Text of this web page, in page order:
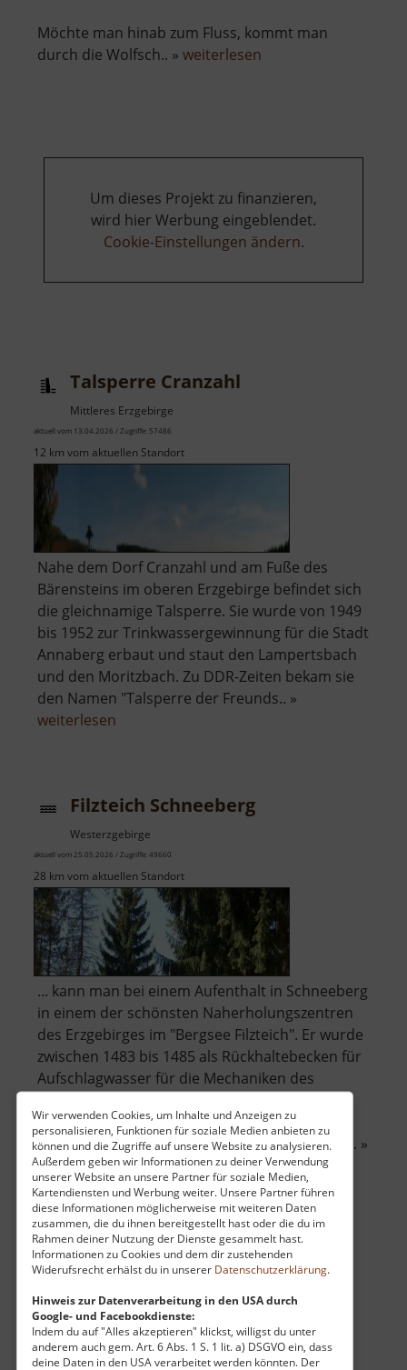
Wir verwenden Cookies, um Inhalte und Anzeigen zu
personalisieren, Funktionen für soziale Medien anbieten zu
können und die Zugriffe auf unsere Website zu analysieren.
Außerdem geben wir Informationen zu deiner Verwendung
unserer Website an unsere Partner für soziale Medien,
Kartendiensten und Werbung weiter. Unsere Partner führen
diese Informationen möglicherweise mit weiteren Daten
zusammen, die du ihnen bereitgestellt hast oder die du im
Rahmen deiner Nutzung der Dienste gesammelt hast.
Informationen zu Cookies und dem dir zustehenden
Widerufsrecht erhälst du in unserer Datenschutzerklärung.
Hinweis zur Datenverarbeitung in den USA durch
Google- und Facebookdienste:
Indem du auf "Alles akzeptieren" klickst, willigst du unter
anderem auch gem. Art. 6 Abs. 1 S. 1 lit. a) DSGVO ein, dass
deine Daten in den USA verarbeitet werden könnten. Der
Möchte man hinab zum Fluss, kommt man
durch die Wolfsch.. » weiterlesen
Um dieses Projekt zu finanzieren,
wird hier Werbung eingeblendet.
Cookie-Einstellungen ändern.
Talsperre Cranzahl
Mittleres Erzgebirge
aktuell vom 13.04.2026 / Zugriffe: 57486
12 km vom aktuellen Standort
Nahe dem Dorf Cranzahl und am Fuße des
Bärensteins im oberen Erzgebirge befindet sich
die gleichnamige Talsperre. Sie wurde von 1949
bis 1952 zur Trinkwassergewinnung für die Stadt
Annaberg erbaut und staut den Lampertsbach
und den Moritzbach. Zu DDR-Zeiten bekam sie
den Namen "Talsperre der Freunds.. »
weiterlesen
Filzteich Schneeberg
Westerzgebirge
aktuell vom 25.05.2026 / Zugriffe: 49660
28 km vom aktuellen Standort
... kann man bei einem Aufenthalt in Schneeberg
in einem der schönsten Naherholungszentren
des Erzgebirges im "Bergsee Filzteich". Er wurde
zwischen 1483 bis 1485 als Rückhaltebecken für
Aufschlagwasser für die Mechaniken des
Bergbaus angelegt.
Ein umfangreiches Verteilersystem sorgte daf.. »
weiterlesenüber
Filzteich
Schneeberg
Talsperre Preßnitz
aktuell vom 13.04.2026 / Zugriffe: 47989
17 km vom aktuellen Standort